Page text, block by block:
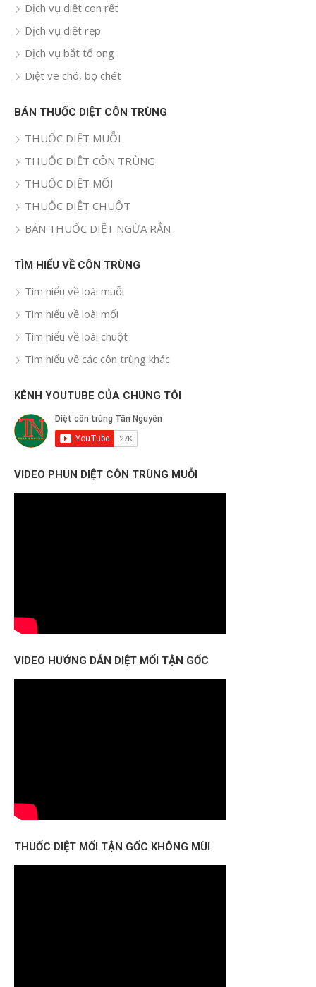
Dịch vụ diệt con rết
Dịch vụ diệt rẹp
Dịch vụ bắt tổ ong
Diệt ve chó, bọ chét
BÁN THUỐC DIỆT CÔN TRÙNG
THUỐC DIỆT MUỖI
THUỐC DIỆT CÔN TRÙNG
THUỐC DIỆT MỐI
THUỐC DIỆT CHUỘT
BÁN THUỐC DIỆT NGỪA RẮN
TÌM HIỂU VỀ CÔN TRÙNG
Tìm hiểu về loài muỗi
Tìm hiểu về loài mối
Tìm hiểu về loài chuột
Tìm hiểu về các côn trùng khác
KÊNH YOUTUBE CỦA CHÚNG TÔI
VIDEO PHUN DIỆT CÔN TRÙNG MUỖI
VIDEO HƯỚNG DẪN DIỆT MỐI TẬN GỐC
THUỐC DIỆT MỐI TẬN GỐC KHÔNG MÙI